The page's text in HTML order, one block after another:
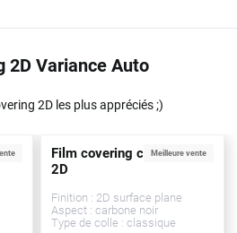
2D Variance Auto
2D les plus appréciés ;)
Meilleure vente
Film covering carbone noir
2D
Finition : 2D surface plane
Aspect : carbone noir
Type de colle : classique